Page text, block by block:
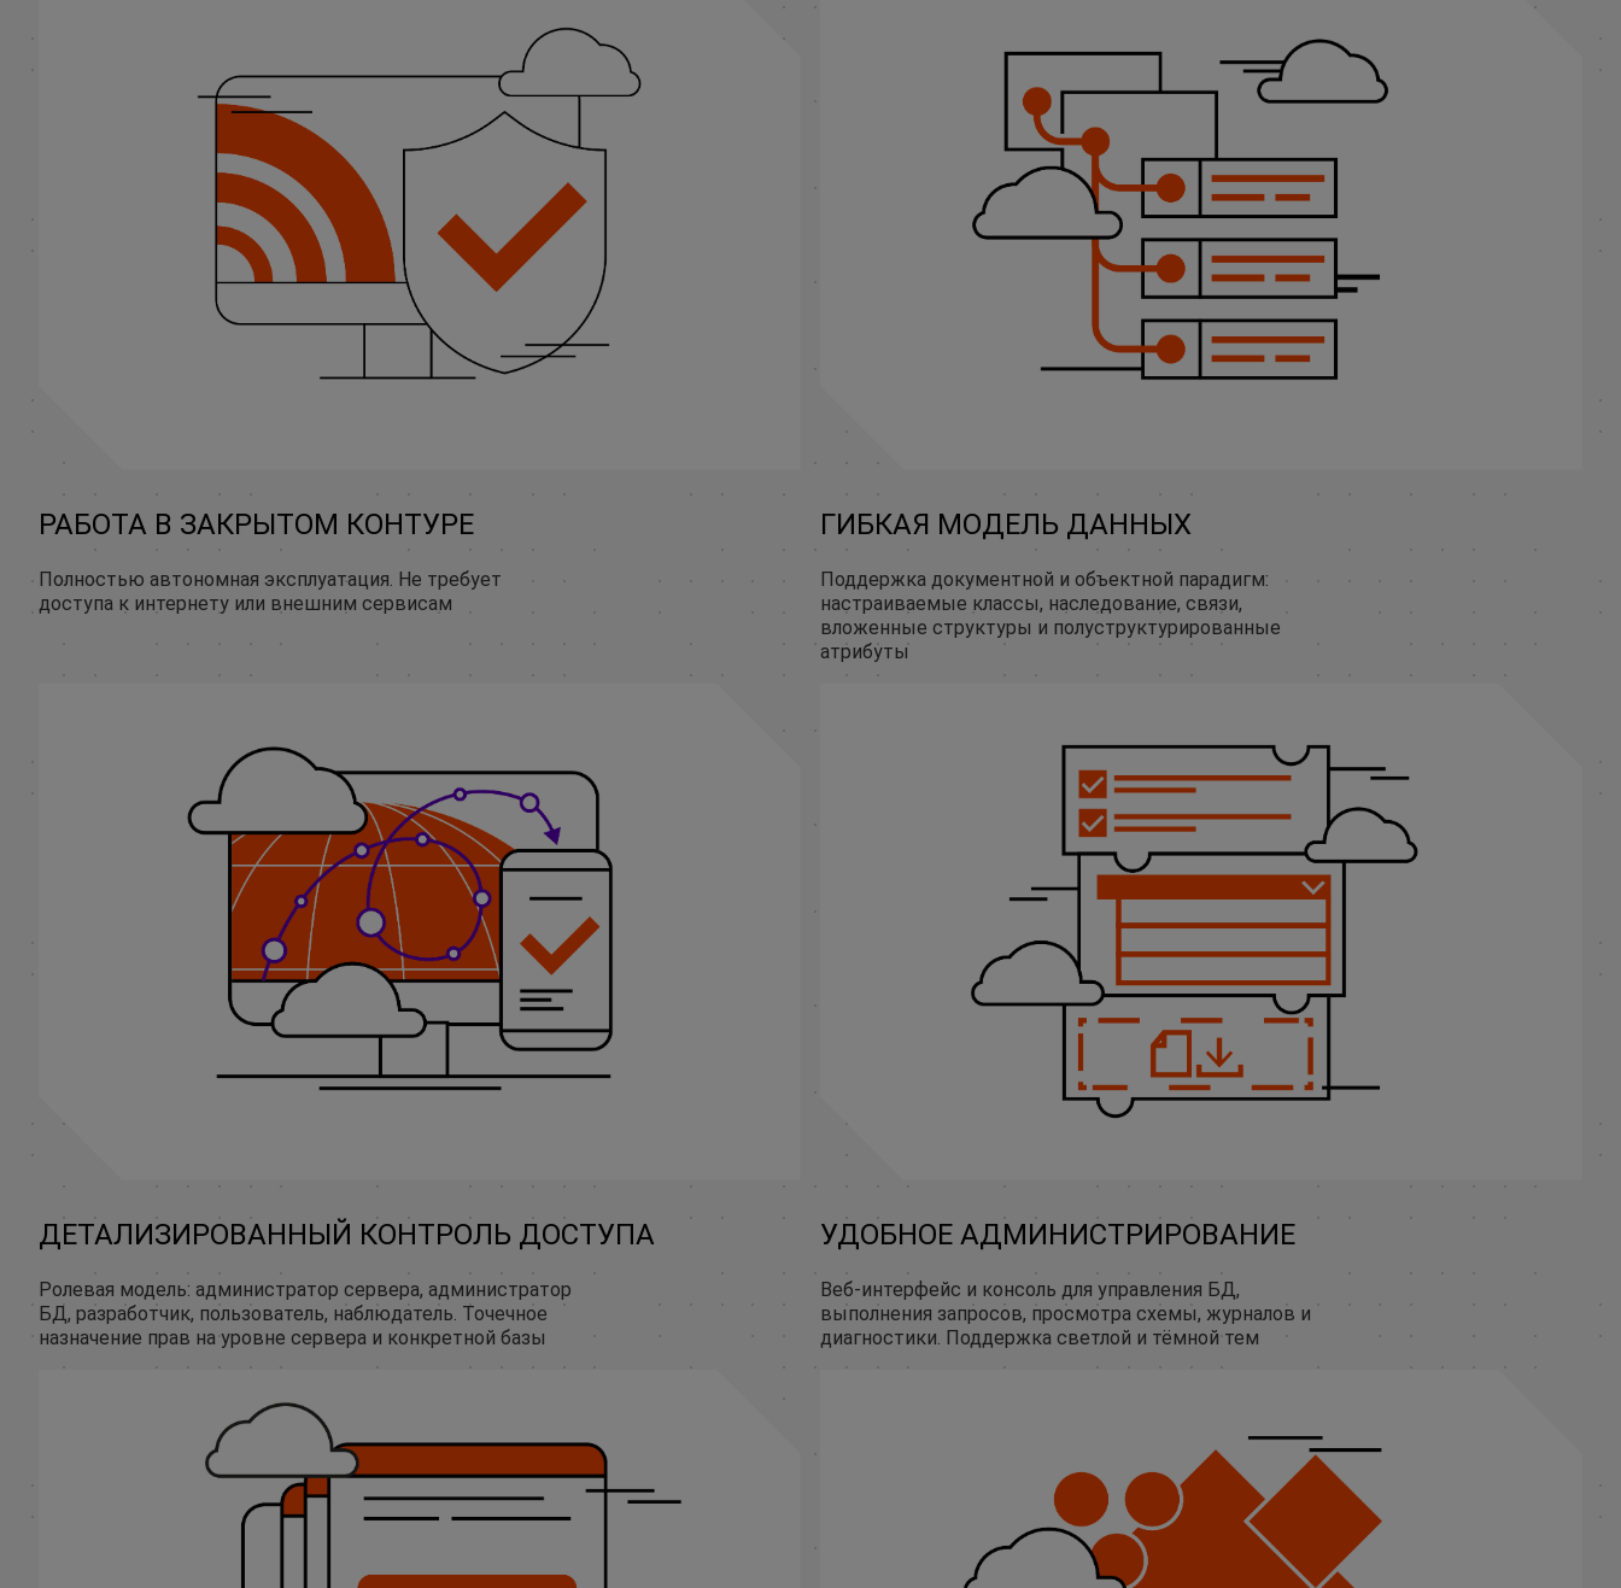
РАБОТА В ЗАКРЫТОМ КОНТУРЕ
Полностью автономная эксплуатация. Не требует
доступа к интернету или внешним сервисам
ГИБКАЯ МОДЕЛЬ ДАННЫХ
Поддержка документной и объектной парадигм:
настраиваемые классы, наследование, связи,
вложенные структуры и полуструктурированные
атрибуты
ДЕТАЛИЗИРОВАННЫЙ КОНТРОЛЬ ДОСТУПА
Ролевая модель: администратор сервера, администратор
БД, разработчик, пользователь, наблюдатель. Точечное
назначение прав на уровне сервера и конкретной базы
УДОБНОЕ АДМИНИСТРИРОВАНИЕ
Веб-интерфейс и консоль для управления БД,
выполнения запросов, просмотра схемы, журналов и
диагностики. Поддержка светлой и тёмной тем